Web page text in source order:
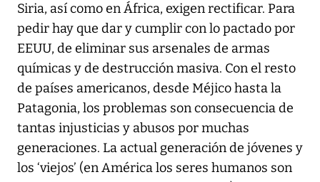
Siria, así como en África, exigen rectificar. Para
pedir hay que dar y cumplir con lo pactado por
EEUU, de eliminar sus arsenales de armas
químicas y de destrucción masiva. Con el resto
de países americanos, desde Méjico hasta la
Patagonia, los problemas son consecuencia de
tantas injusticias y abusos por muchas
generaciones. La actual generación de jóvenes y
los ‘viejos’ (en América los seres humanos son